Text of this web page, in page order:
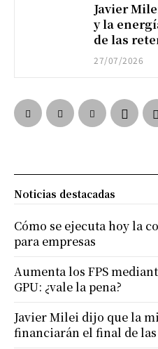
Javier
y la
de las
27/07/2026
Noticias destacadas
Cómo se ejecuta hoy la
para empresas
Aumenta los FPS
GPU: ¿vale la pena?
Javier Milei dijo que la
financiarán el final de